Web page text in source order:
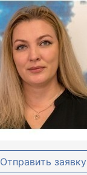
Отправить заявку